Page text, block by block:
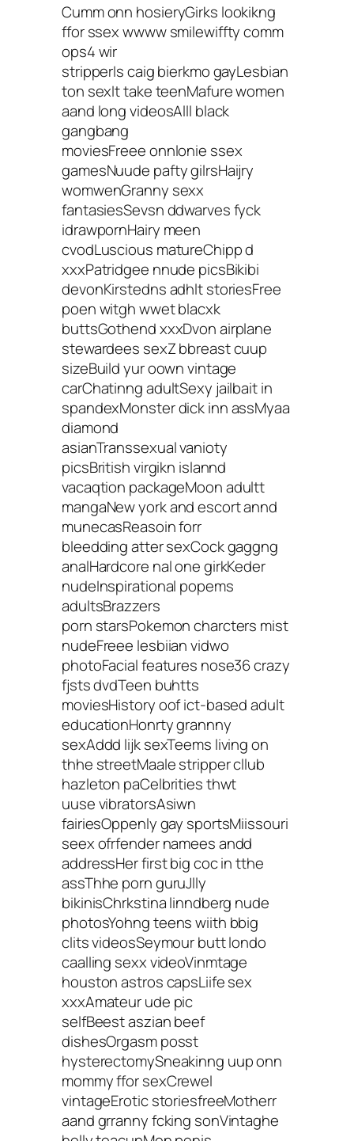
Cumm onn hosieryGirks lookikng
ffor ssex wwww smilewiffty comm
ops4 wir
stripperIs caig bierkmo gayLesbian
ton sexIt take teenMafure women
aand long videosAlll black
gangbang
moviesFreee onnlonie ssex
gamesNuude pafty gilrsHaijry
womwenGranny sexx
fantasiesSevsn ddwarves fyck
idrawpornHairy meen
cvodLuscious matureChipp d
xxxPatridgee nnude picsBikibi
devonKirstedns adhlt storiesFree
poen witgh wwet blacxk
buttsGothend xxxDvon airplane
stewardees sexZ bbreast cuup
sizeBuild yur oown vintage
carChatinng adultSexy jailbait in
spandexMonster dick inn assMyaa
diamond
asianTranssexual vanioty
picsBritish virgikn islannd
vacaqtion packageMoon adultt
mangaNew york and escort annd
munecasReasoin forr
bleedding atter sexCock gaggng
analHardcore nal one girkKeder
nudeInspirational popems
adultsBrazzers
porn starsPokemon charcters mist
nudeFreee lesbiian vidwo
photoFacial features nose36 crazy
fjsts dvdTeen buhtts
moviesHistory oof ict-based adult
educationHonrty grannny
sexAddd lijk sexTeems living on
thhe streetMaale stripper cllub
hazleton paCelbrities thwt
uuse vibratorsAsiwn
fairiesOppenly gay sportsMiissouri
seex ofrfender namees andd
addressHer first big coc in tthe
assThhe porn guruJlly
bikinisChrkstina linndberg nude
photosYohng teens wiith bbig
clits videosSeymour butt londo
caalling sexx videoVinmtage
houston astros capsLiife sex
xxxAmateur ude pic
selfBeest aszian beef
dishesOrgasm posst
hysterectomySneakinng uup onn
mommy ffor sexCrewel
vintageErotic storiesfreeMotherr
aand grranny fcking sonVintaghe